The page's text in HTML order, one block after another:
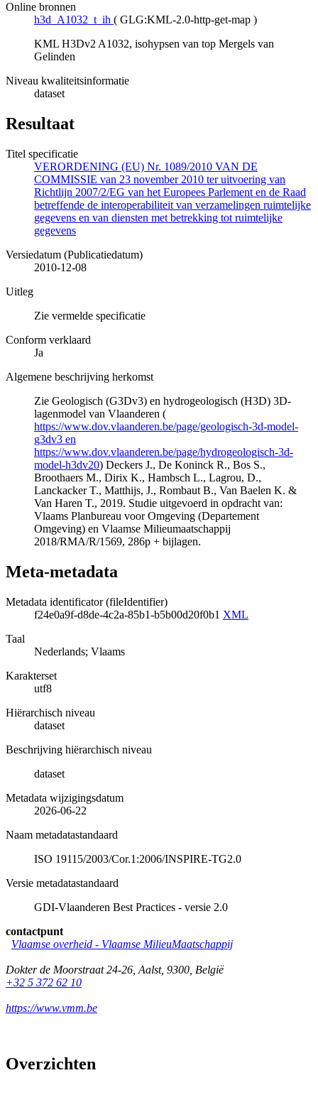
Online bronnen
h3d_A1032_t_ih ( GLG:KML-2.0-http-get-map )
KML H3Dv2 A1032, isohypsen van top Mergels van
Gelinden
Niveau kwaliteitsinformatie
dataset
Resultaat
Titel specificatie
VERORDENING (EU) Nr. 1089/2010 VAN DE
COMMISSIE van 23 november 2010 ter uitvoering van
Richtlijn 2007/2/EG van het Europees Parlement en de Raad
betreffende de interoperabiliteit van verzamelingen ruimtelijke
gegevens en van diensten met betrekking tot ruimtelijke
gegevens
Versiedatum (Publicatiedatum)
2010-12-08
Uitleg
Zie vermelde specificatie
Conform verklaard
Ja
Algemene beschrijving herkomst
Zie Geologisch (G3Dv3) en hydrogeologisch (H3D) 3D-
lagenmodel van Vlaanderen (
https://www.dov.vlaanderen.be/page/geologisch-3d-model-
g3dv3 en
https://www.dov.vlaanderen.be/page/hydrogeologisch-3d-
model-h3dv20) Deckers J., De Koninck R., Bos S.,
Broothaers M., Dirix K., Hambsch L., Lagrou, D.,
Lanckacker T., Matthijs, J., Rombaut B., Van Baelen K. &
Van Haren T., 2019. Studie uitgevoerd in opdracht van:
Vlaams Planbureau voor Omgeving (Departement
Omgeving) en Vlaamse Milieumaatschappij
2018/RMA/R/1569, 286p + bijlagen.
Meta-metadata
Metadata identificator (fileIdentifier)
f24e0a9f-d8de-4c2a-85b1-b5b00d20f0b1 XML
Taal
Nederlands; Vlaams
Karakterset
utf8
Hiërarchisch niveau
dataset
Beschrijving hiërarchisch niveau
dataset
Metadata wijzigingsdatum
2026-06-22
Naam metadatastandaard
ISO 19115/2003/Cor.1:2006/INSPIRE-TG2.0
Versie metadatastandaard
GDI-Vlaanderen Best Practices - versie 2.0
contactpunt
Vlaamse overheid - Vlaamse MilieuMaatschappij
Dokter de Moorstraat 24-26 Aalst, 9300 België
+32 5 372 62 10
https://www.vmm.be
Overzichten